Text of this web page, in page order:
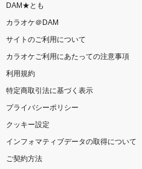
DAM★とも
カラオケ＠DAM
サイトのご利用について
カラオケご利用にあたっての注意事項
利用規約
特定商取引法に基づく表示
プライバシーポリシー
クッキー設定
インフォマティブデータの取得について
ご契約方法